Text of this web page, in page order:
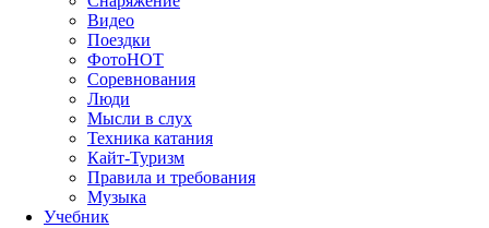
Видео
Поездки
ФотоHOT
Соревнования
Люди
Мысли в слух
Техника катания
Кайт-Туризм
Правила и требования
Музыка
Учебник